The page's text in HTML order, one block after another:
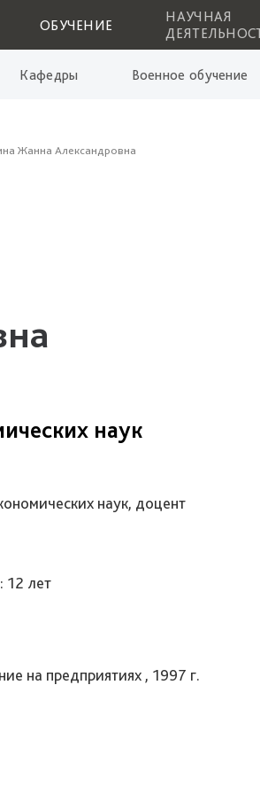
ОБУЧЕНИЕ
НАУЧНАЯ
Кафедры Военное обучение
Жанна Александровна
наук
наук, доцент
12 лет
на предприятиях , 1997 г.